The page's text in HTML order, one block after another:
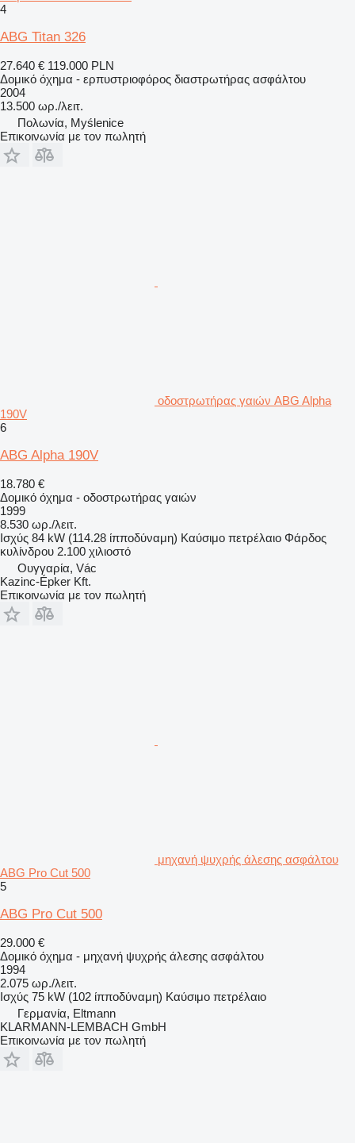
4
ABG Titan 326
27.640 € 119.000 PLN
Δομικό όχημα - ερπυστριοφόρος διαστρωτήρας ασφάλτου
2004
13.500 ωρ./λειτ.
Πολωνία, Myślenice
Επικοινωνία με τον πωλητή
οδοστρωτήρας γαιών ABG Alpha
190V
6
ABG Alpha 190V
18.780 €
Δομικό όχημα - οδοστρωτήρας γαιών
1999
8.530 ωρ./λειτ.
Ισχύς 84 kW (114.28 ίπποδύναμη) Καύσιμο πετρέλαιο Φάρδος
κυλίνδρου 2.100 χιλιοστό
Ουγγαρία, Vác
Kazinc-Épker Kft.
Επικοινωνία με τον πωλητή
μηχανή ψυχρής άλεσης ασφάλτου
ABG Pro Cut 500
5
ABG Pro Cut 500
29.000 €
Δομικό όχημα - μηχανή ψυχρής άλεσης ασφάλτου
1994
2.075 ωρ./λειτ.
Ισχύς 75 kW (102 ίπποδύναμη) Καύσιμο πετρέλαιο
Γερμανία, Eltmann
KLARMANN-LEMBACH GmbH
Επικοινωνία με τον πωλητή